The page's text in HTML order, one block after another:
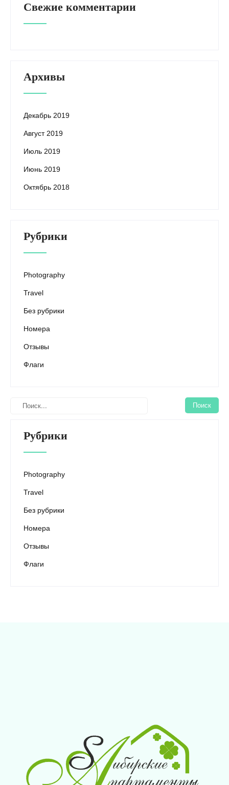
Свежие комментарии
Архивы
Декабрь 2019
Август 2019
Июль 2019
Июнь 2019
Октябрь 2018
Рубрики
Photography
Travel
Без рубрики
Номера
Отзывы
Флаги
Рубрики
Photography
Travel
Без рубрики
Номера
Отзывы
Флаги